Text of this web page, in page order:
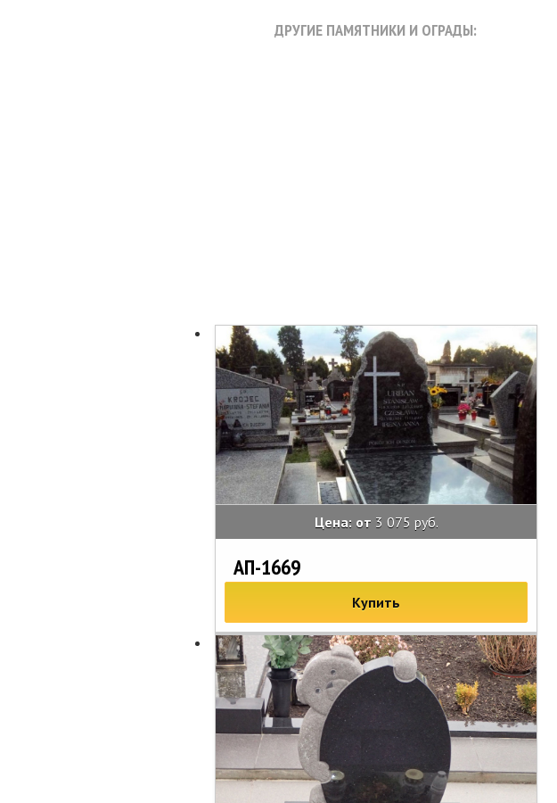
ДРУГИЕ ПАМЯТНИКИ И ОГРАДЫ:
Цена: от 3 075 руб.
АП-1669
Купить